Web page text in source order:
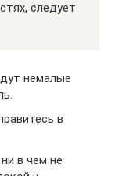
следует
немалые
в
в чем не